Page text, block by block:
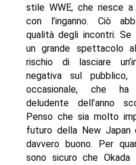
stile WWE, che riesce
con l’inganno. Ciò
qualità degli incontri.
un grande spettacolo
rischio di lasciare
negativa sul
occasionale, che
deludente dell’anno
Penso che sia molto
futuro della New Japan
davvero buono. Per
sono sicuro che